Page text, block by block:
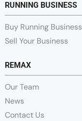
RUNNING BUSINESS
Buy Running Business
Sell Your Business
REMAX
Our Team
News
Contact Us